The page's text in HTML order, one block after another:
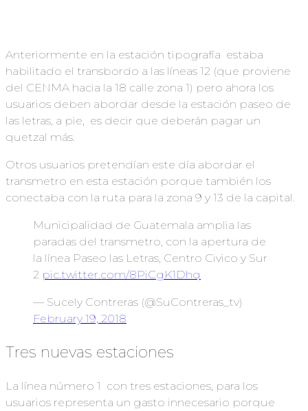
Anteriormente en la estación tipografía estaba
habilitado el transbordo a las líneas 12 (que proviene
del CENMA hacia la 18 calle zona 1) pero ahora los
usuarios deben abordar desde la estación paseo de
las letras, a pie, es decir que deberán pagar un
quetzal más.
Otros usuarios pretendían este día abordar el
transmetro en esta estación porque también los
conectaba con la ruta para la zona 9 y 13 de la capital.
Municipalidad de Guatemala amplia las
paradas del transmetro, con la apertura de
la línea Paseo las Letras, Centro Civico y Sur
2 pic.twitter.com/8PiCgK1Dhq
— Sucely Contreras (@SuContreras_tv)
February 19, 2018
Tres nuevas estaciones
La línea número 1 con tres estaciones, para los
usuarios representa un gasto innecesario porque